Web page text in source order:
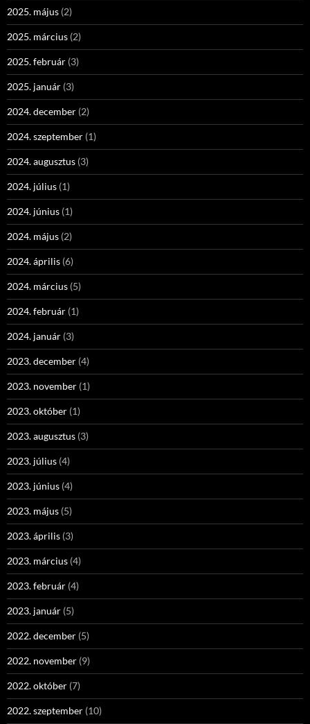
2025. május (2)
2025. március (2)
2025. február (3)
2025. január (3)
2024. december (2)
2024. szeptember (1)
2024. augusztus (3)
2024. július (1)
2024. június (1)
2024. május (2)
2024. április (6)
2024. március (5)
2024. február (1)
2024. január (3)
2023. december (4)
2023. november (1)
2023. október (1)
2023. augusztus (3)
2023. július (4)
2023. június (4)
2023. május (5)
2023. április (3)
2023. március (4)
2023. február (4)
2023. január (5)
2022. december (5)
2022. november (9)
2022. október (7)
2022. szeptember (10)